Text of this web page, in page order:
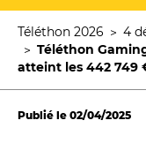
d'Ariane
Téléthon 2026 4
Téléthon
atteint les 442 749
Publié le 02/04/2025